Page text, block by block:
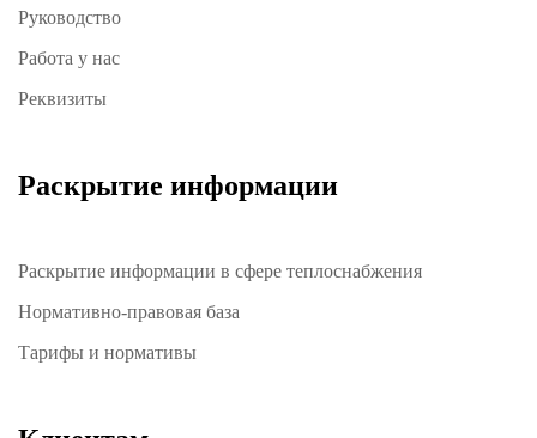
Руководство
Работа у нас
Реквизиты
Раскрытие информации
Раскрытие информации в сфере теплоснабжения
Нормативно-правовая база
Тарифы и нормативы